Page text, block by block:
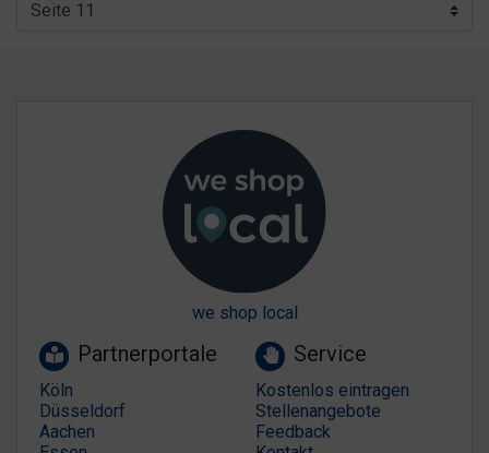
we shop local
Partnerportale
Köln
Düsseldorf
Aachen
Service
Kostenlos eintragen
Stellenangebote
Feedback